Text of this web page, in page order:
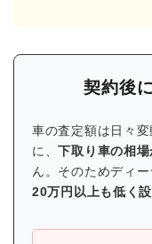
契約後
車の査定額は日々
に、下取り車の相
ん。そのためディ
20万円以上も低く